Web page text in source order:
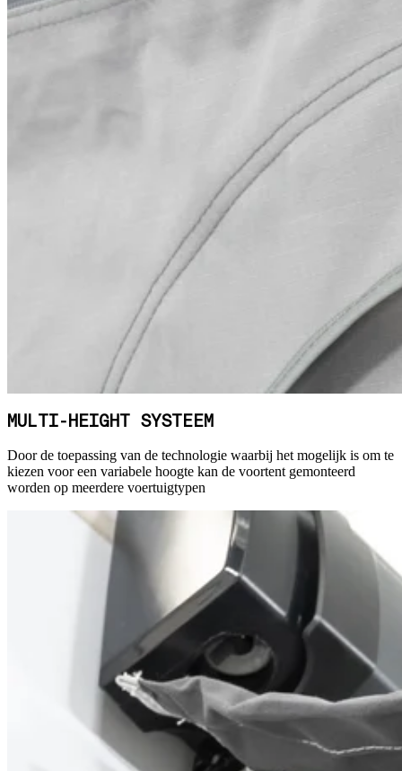
MULTI-HEIGHT SYSTEEM
Door de toepassing van de technologie waarbij het mogelijk is om te
kiezen voor een variabele hoogte kan de voortent gemonteerd
worden op meerdere voertuigtypen